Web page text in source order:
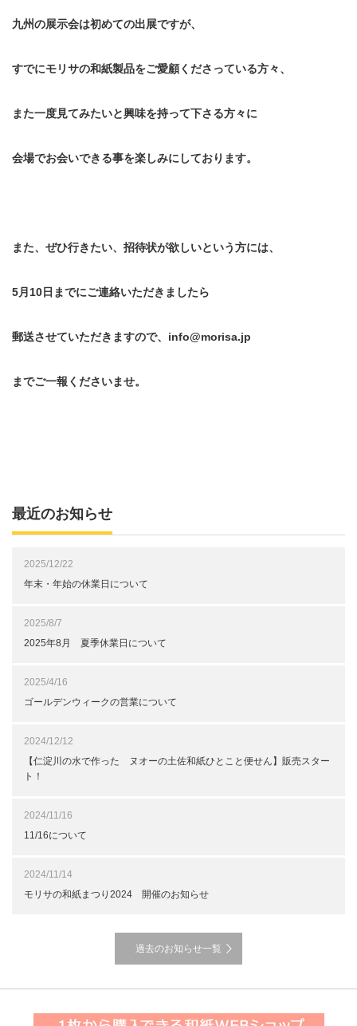
九州の展示会は初めての出展ですが、
すでにモリサの和紙製品をご愛顧くださっている方々、
また一度見てみたいと興味を持って下さる方々に
会場でお会いできる事を楽しみにしております。
また、ぜひ行きたい、招待状が欲しいという方には、
5月10日までにご連絡いただきましたら
郵送させていただきますので、info@morisa.jp
までご一報くださいませ。
最近のお知らせ
2025/12/22
年末・年始の休業日について
2025/8/7
2025年8月 夏季休業日について
2025/4/16
ゴールデンウィークの営業について
2024/12/12
【仁淀川の水で作った ヌオーの土佐和紙ひとこと便せん】販売スター
ト！
2024/11/16
11/16について
2024/11/14
モリサの和紙まつり2024 開催のお知らせ
過去のお知らせ一覧